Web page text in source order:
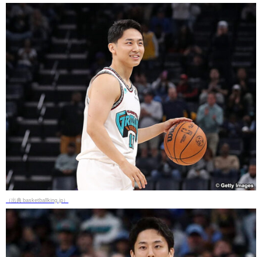
（出典 basketballking.jp）